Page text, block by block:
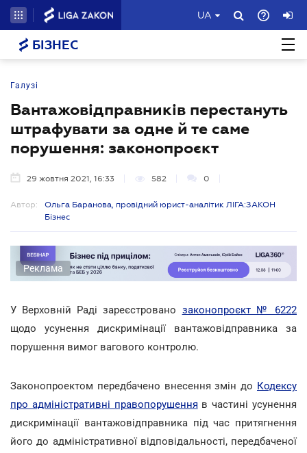
UA
БІЗНЕС
Галузі
Вантажовідправників перестануть
штрафувати за одне й те саме
порушення: законопроєкт
29 жовтня 2021, 16:33 582 0
Автор:
Ольга Баранова, провідний юрист-аналітик ЛІГА:ЗАКОН
Бізнес
Реклама
У Верховній Раді зареєстровано законопроєкт № 6222
щодо усунення дискримінації вантажовідправника за
порушення вимог вагового контролю.
Законопроектом передбачено внесення змін до Кодексу
про адміністративні правопорушення в частині усунення
дискримінації вантажовідправника під час притягнення
його до адміністративної відповідальності, передбаченої